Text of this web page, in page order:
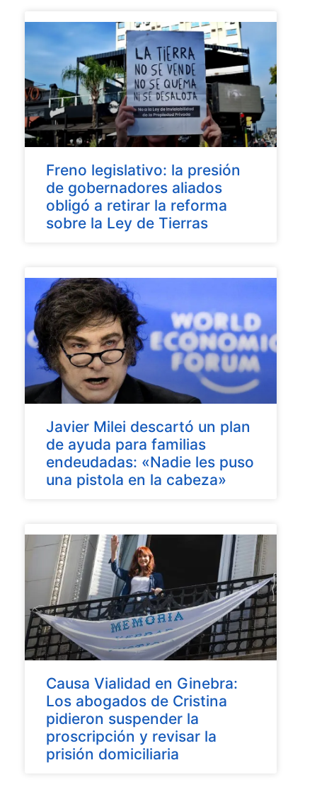
Freno legislativo: la presión
de gobernadores aliados
obligó a retirar la reforma
sobre la Ley de Tierras
Javier Milei descartó un plan
de ayuda para familias
endeudadas: «Nadie les puso
una pistola en la cabeza»
Causa Vialidad en Ginebra:
Los abogados de Cristina
pidieron suspender la
proscripción y revisar la
prisión domiciliaria